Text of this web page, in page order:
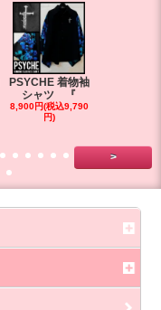
PSYCHE 着物袖
シャツ 『
8,900円(税込9,790
円)
>